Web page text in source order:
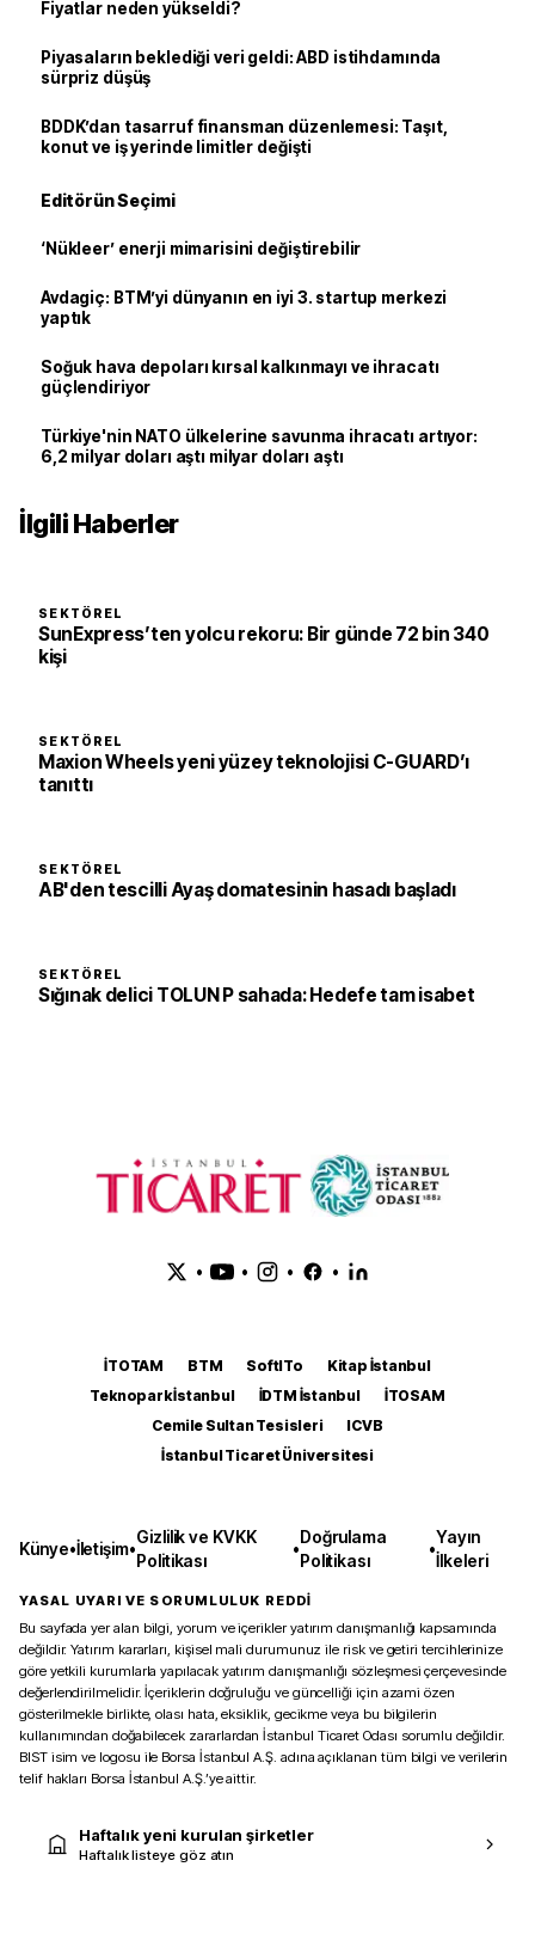
Fiyatlar neden yükseldi?
Piyasaların beklediği veri geldi: ABD istihdamında
sürpriz düşüş
BDDK’dan tasarruf finansman düzenlemesi: Taşıt,
konut ve iş yerinde limitler değişti
Editörün Seçimi
‘Nükleer’ enerji mimarisini değiştirebilir
Avdagiç: BTM’yi dünyanın en iyi 3. startup merkezi
yaptık
Soğuk hava depoları kırsal kalkınmayı ve ihracatı
güçlendiriyor
Türkiye'nin NATO ülkelerine savunma ihracatı artıyor:
6,2 milyar doları aştı milyar doları aştı
İlgili Haberler
SEKTÖREL
SunExpress’ten yolcu rekoru: Bir günde 72 bin 340
kişi
SEKTÖREL
Maxion Wheels yeni yüzey teknolojisi C-GUARD’ı
tanıttı
SEKTÖREL
AB'den tescilli Ayaş domatesinin hasadı başladı
SEKTÖREL
Sığınak delici TOLUN P sahada: Hedefe tam isabet
• • • •
İTOTAM BTM SoftITo
Kitap İstanbul
Teknopark İstanbul
İDTM İstanbul
İTOSAM
Cemile Sultan Tesisleri
ICVB
İstanbul Ticaret Üniversitesi
Künye•İletişim•
Gizlilik ve KVKK
Politikası
•
Doğrulama
Politikası
•
Yayın
İlkeleri
YASAL UYARI VE SORUMLULUK REDDİ
Bu sayfada yer alan bilgi, yorum ve içerikler yatırım danışmanlığı kapsamında
değildir. Yatırım kararları, kişisel mali durumunuz ile risk ve getiri tercihlerinize
göre yetkili kurumlarla yapılacak yatırım danışmanlığı sözleşmesi çerçevesinde
değerlendirilmelidir. İçeriklerin doğruluğu ve güncelliği için azami özen
gösterilmekle birlikte, olası hata, eksiklik, gecikme veya bu bilgilerin
kullanımından doğabilecek zararlardan İstanbul Ticaret Odası sorumlu değildir.
BIST isim ve logosu ile Borsa İstanbul A.Ş. adına açıklanan tüm bilgi ve verilerin
telif hakları Borsa İstanbul A.Ş.’ye aittir.
Haftalık yeni kurulan şirketler
Haftalık listeye göz atın